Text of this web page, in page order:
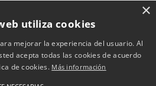
×
utiliza cookies
mejorar la experiencia del usuario. Al
acepta todas las cookies de acuerdo
de cookies. Más información